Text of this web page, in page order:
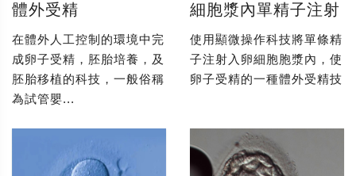
體外受精
在體外人工控制的環境中完
成卵子受精，胚胎培養，及
胚胎移植的科技，一般俗稱
為試管嬰...
細胞漿內單精子注射
使用顯微操作科技將單條精
子注射入卵細胞胞漿內，使
卵子受精的一種體外受精技